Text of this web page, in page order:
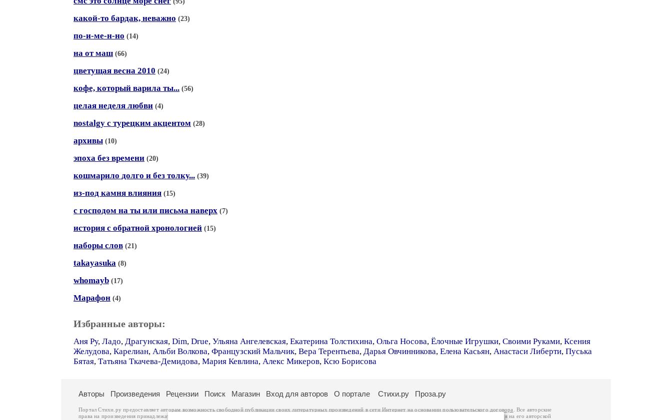
какой-то бардак, неважно (23)
по-и-ме-н-но (14)
на от маш (66)
цветущая весна 2010 (24)
кофе, который варила ты... (56)
целая неделя любви (4)
nostalgy с турецким акцентом (28)
архивы (10)
эпоха без времени (20)
кошмарило долго и без толку... (39)
из-под камня влияния (15)
с господом на ты или письма наверх (7)
история с обратной хронологией (15)
наборы слов (21)
takayasuka (8)
whomayb (17)
Марафон (4)
Избранные авторы:
Аня Ру, Ладо, Драгунская, Dim, Drue, Ульяна Ангелевская, Екатерина Толстихина, Ольга Носова, Ёлочные Игрушки, Своими Руками, Ксения
Желудова, Карелиан, Альби Волкова, Французский Мальчик, Вера Терентьева, Дарья Овчинникова, Елена Касьян, Анастаси Либерти, Пуська
Бятая, Татьяна Ткачева-Демидова, Мария Кевлина, Алекс Микеров, Ксю Борисова
Авторы Произведения Рецензии Поиск Магазин Вход для авторов О портале Стихи.ру Проза.ру
Портал Стихи.ру предоставляет авторам возможность свободной публикации своих литературных произведений в сети Интернет на основаниипользовательского договора
. Все авторские
права на произведения принадлежат авторам и охраняются
. Перепечатка произведений возможна только с согласия его автора, к которому вы можете обратиться на его авторской